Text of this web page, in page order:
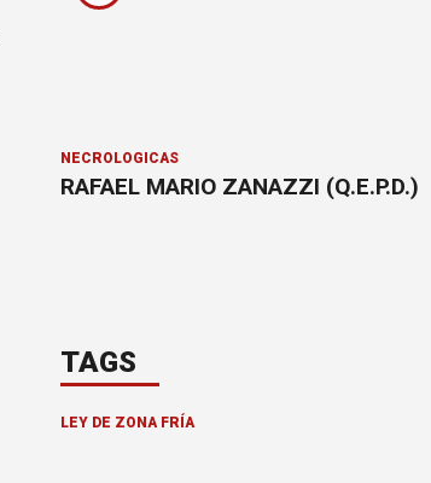
NECROLÓGICAS
RAFAEL MARIO ZANAZZI (Q.E.P.D.)
TAGS
LEY DE ZONA FRÍA